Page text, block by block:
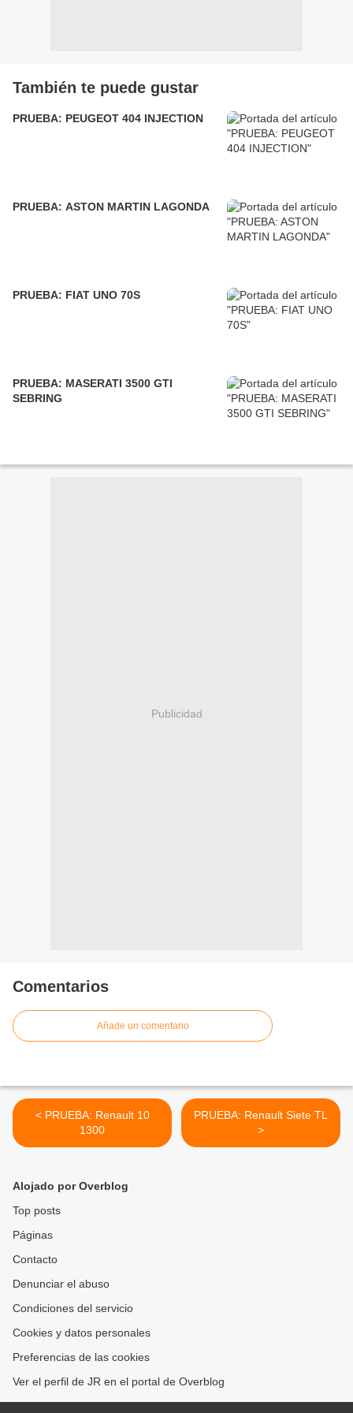
También te puede gustar
PRUEBA: PEUGEOT 404 INJECTION
PRUEBA: ASTON MARTIN LAGONDA
PRUEBA: FIAT UNO 70S
PRUEBA: MASERATI 3500 GTI
SEBRING
Publicidad
Comentarios
Añade un comentario
< PRUEBA: Renault 10
1300
PRUEBA: Renault Siete TL
>
Alojado por Overblog
Top posts
Páginas
Contacto
Denunciar el abuso
Condiciones del servicio
Cookies y datos personales
Preferencias de las cookies
Ver el perfil de JR en el portal de Overblog